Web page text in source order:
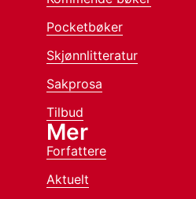
Pocketbøker
Skjønnlitteratur
Sakprosa
Tilbud
Mer
Forfattere
Aktuelt